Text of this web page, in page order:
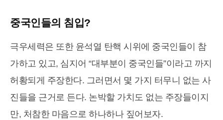
중국인들의 침입?
극우세력은 또한 윤석열 탄핵 시위에 중국인들이 참
가하고 있고, 심지어 “대부분이 중국인들”이라고 까지
허황되게 주장한다. 그러면서 몇 가지 터무니 없는 사
진들을 근거로 든다. 논박할 가치도 없는 주장들이지
만, 처참한 마음으로 하나하나 짚어보자.